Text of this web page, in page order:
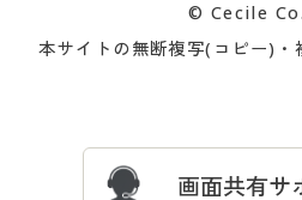
プレゼント＆キャンペーン
ついて
© Cecile
本サイトの無断複写(コピー)・
画面共有サ